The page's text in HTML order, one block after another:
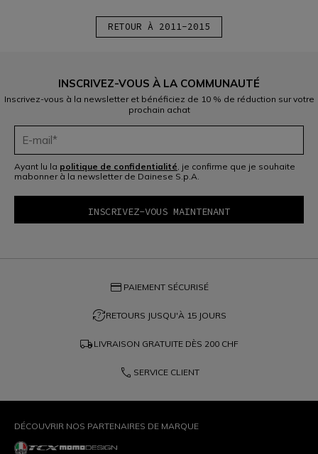
RETOUR À 2011-2015
INSCRIVEZ-VOUS À LA COMMUNAUTÉ
Inscrivez-vous à la newsletter et bénéficiez de 10 % de réduction sur votre
prochain achat
Ayant lu la politique de confidentialité , je confirme que je souhaite
mabonner à la newsletter de Dainese S.p.A.
credit_card PAIEMENT SÉCURISÉ
question_exchangeRETOURS JUSQU'À 15 JOURS
local_shipping LIVRAISON GRATUITE DÈS 200 CHF
phone SERVICE CLIENT
DÉCOUVRIR NOS PARTENAIRES DE MARQUE